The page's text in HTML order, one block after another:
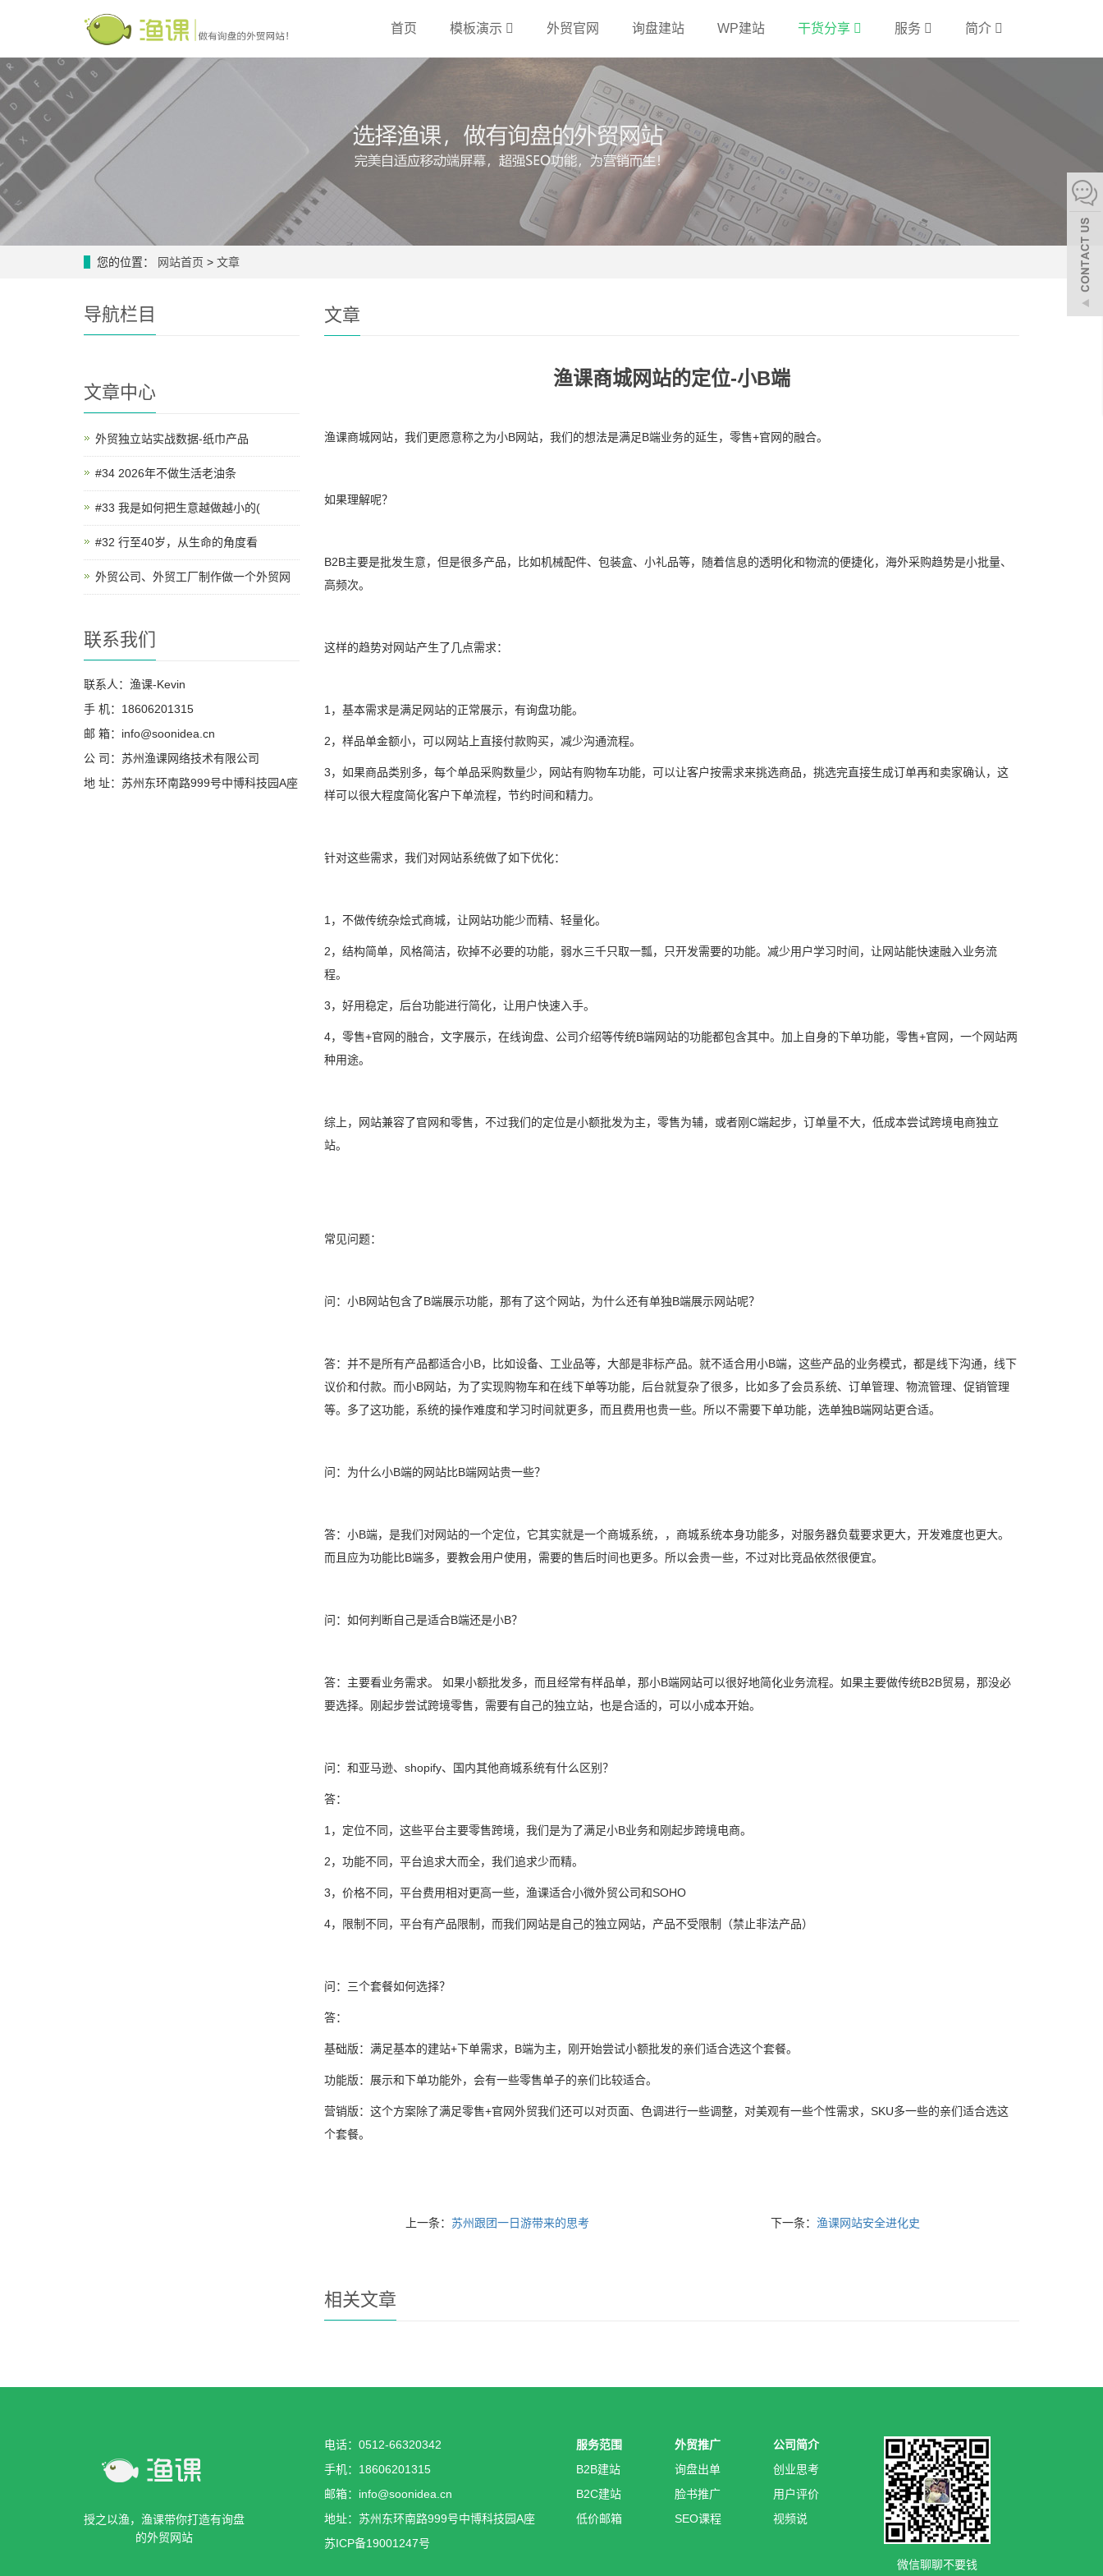
首页 模板演示 外贸官网 询盘建站 WP建站 干货分享 服务 简介
您的位置： 网站首页 > 文章
文章
渔课商城网站的定位-小B端
渔课商城网站，我们更愿意称之为小B网站，我们的想法是满足B端业务的延生，零售+官网的融合。
如果理解呢？
B2B主要是批发生意，但是很多产品，比如机械配件、包装盒、小礼品等，随着信息的透明化和物流的便捷化，海外采购趋势是小批量、
高频次。
这样的趋势对网站产生了几点需求：
1，基本需求是满足网站的正常展示，有询盘功能。
2，样品单金额小，可以网站上直接付款购买，减少沟通流程。
3，如果商品类别多，每个单品采购数量少，网站有购物车功能，可以让客户按需求来挑选商品，挑选完直接生成订单再和卖家确认，这
样可以很大程度简化客户下单流程，节约时间和精力。
针对这些需求，我们对网站系统做了如下优化：
1，不做传统杂烩式商城，让网站功能少而精、轻量化。
2，结构简单，风格简洁，砍掉不必要的功能，弱水三千只取一瓢，只开发需要的功能。减少用户学习时间，让网站能快速融入业务流
程。
3，好用稳定，后台功能进行简化，让用户快速入手。
4，零售+官网的融合，文字展示，在线询盘、公司介绍等传统B端网站的功能都包含其中。加上自身的下单功能，零售+官网，一个网站两
种用途。
综上，网站兼容了官网和零售，不过我们的定位是小额批发为主，零售为辅，或者刚C端起步，订单量不大，低成本尝试跨境电商独立
站。
常见问题：
问：小B网站包含了B端展示功能，那有了这个网站，为什么还有单独B端展示网站呢？
答：并不是所有产品都适合小B，比如设备、工业品等，大部是非标产品。就不适合用小B端，这些产品的业务模式，都是线下沟通，线下
议价和付款。而小B网站，为了实现购物车和在线下单等功能，后台就复杂了很多，比如多了会员系统、订单管理、物流管理、促销管理
等。多了这功能，系统的操作难度和学习时间就更多，而且费用也贵一些。所以不需要下单功能，选单独B端网站更合适。
问：为什么小B端的网站比B端网站贵一些？
答：小B端，是我们对网站的一个定位，它其实就是一个商城系统，，商城系统本身功能多，对服务器负载要求更大，开发难度也更大。
而且应为功能比B端多，要教会用户使用，需要的售后时间也更多。所以会贵一些，不过对比竞品依然很便宜。
问：如何判断自己是适合B端还是小B？
答：主要看业务需求。 如果小额批发多，而且经常有样品单，那小B端网站可以很好地简化业务流程。如果主要做传统B2B贸易，那没必
要选择。刚起步尝试跨境零售，需要有自己的独立站，也是合适的，可以小成本开始。
问：和亚马逊、shopify、国内其他商城系统有什么区别？
答：
1，定位不同，这些平台主要零售跨境，我们是为了满足小B业务和刚起步跨境电商。
2，功能不同，平台追求大而全，我们追求少而精。
3，价格不同，平台费用相对更高一些，渔课适合小微外贸公司和SOHO
4，限制不同，平台有产品限制，而我们网站是自己的独立网站，产品不受限制（禁止非法产品）
问：三个套餐如何选择？
答：
基础版：满足基本的建站+下单需求，B端为主，刚开始尝试小额批发的亲们适合选这个套餐。
功能版：展示和下单功能外，会有一些零售单子的亲们比较适合。
营销版：这个方案除了满足零售+官网外贸我们还可以对页面、色调进行一些调整，对美观有一些个性需求，SKU多一些的亲们适合选这
个套餐。
上一条：苏州跟团一日游带来的思考 下一条：渔课网站安全进化史
相关文章
导航栏目
文章中心
外贸独立站实战数据-纸巾产品
#34 2026年不做生活老油条
#33 我是如何把生意越做越小的(
#32 行至40岁，从生命的角度看
外贸公司、外贸工厂制作做一个外贸网
联系我们
联系人：渔课-Kevin
手 机：18606201315
邮 箱：info@soonidea.cn
公 司：苏州渔课网络技术有限公司
地 址：苏州东环南路999号中博科技园A座
授之以渔，渔课带你打造有询盘
的外贸网站
电话：0512-66320342
手机：18606201315
邮箱：info@soonidea.cn
地址：苏州东环南路999号中博科技园A座
苏ICP备19001247号
服务范围
B2B建站
B2C建站
低价邮箱
外贸推广
询盘出单
脸书推广
SEO课程
公司简介
创业思考
用户评价
视频说
微信聊聊不要钱